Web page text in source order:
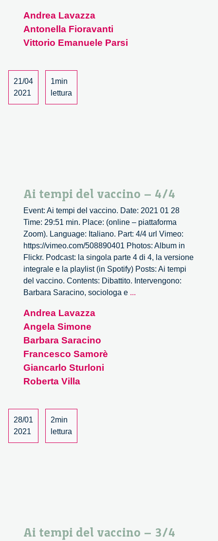
Andrea Lavazza
Antonella Fioravanti
Vittorio Emanuele Parsi
21/04
2021
1min
lettura
Ai tempi del vaccino – 4/4
Event: Ai tempi del vaccino. Date: 2021 01 28
Time: 29:51 min. Place: (online – piattaforma
Zoom). Language: Italiano. Part: 4/4 url Vimeo:
https://vimeo.com/508890401 Photos: Album in
Flickr. Podcast: la singola parte 4 di 4, la versione
integrale e la playlist (in Spotify) Posts: Ai tempi
del vaccino. Contents: Dibattito. Intervengono:
Barbara Saracino, sociologa e ...
Andrea Lavazza
Angela Simone
Barbara Saracino
Francesco Samorè
Giancarlo Sturloni
Roberta Villa
28/01
2021
2min
lettura
Ai tempi del vaccino – 3/4